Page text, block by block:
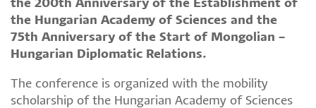
the 200th Anniversary of the Establishment of
the Hungarian Academy of Sciences and the
75th Anniversary of the Start of Mongolian –
Hungarian Diplomatic Relations.
The conference is organized with the mobility
scholarship of the Hungarian Academy of Sciences